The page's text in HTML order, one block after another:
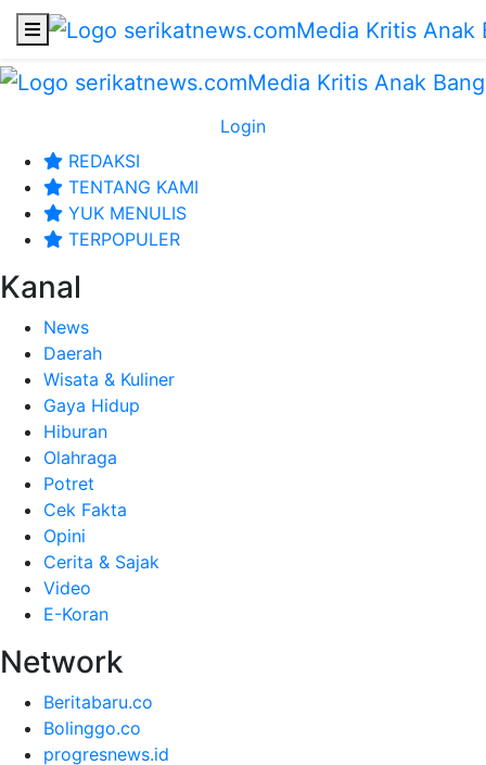
Login
REDAKSI
TENTANG KAMI
YUK MENULIS
TERPOPULER
Kanal
News
Daerah
Wisata & Kuliner
Gaya Hidup
Hiburan
Olahraga
Potret
Cek Fakta
Opini
Cerita & Sajak
Video
E-Koran
Network
Beritabaru.co
Bolinggo.co
progresnews.id